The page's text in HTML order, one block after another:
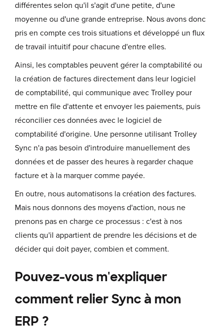
différentes selon qu'il s'agit d'une petite, d'une
moyenne ou d'une grande entreprise. Nous avons donc
pris en compte ces trois situations et développé un flux
de travail intuitif pour chacune d'entre elles.
Ainsi, les comptables peuvent gérer la comptabilité ou
la création de factures directement dans leur logiciel
de comptabilité, qui communique avec Trolley pour
mettre en file d'attente et envoyer les paiements, puis
réconcilier ces données avec le logiciel de
comptabilité d'origine. Une personne utilisant Trolley
Sync n'a pas besoin d'introduire manuellement des
données et de passer des heures à regarder chaque
facture et à la marquer comme payée.
En outre, nous automatisons la création des factures.
Mais nous donnons des moyens d'action, nous ne
prenons pas en charge ce processus : c'est à nos
clients qu'il appartient de prendre les décisions et de
décider qui doit payer, combien et comment.
Pouvez-vous m'expliquer
comment relier Sync à mon
ERP ?